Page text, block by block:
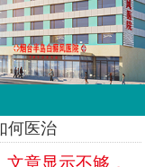
何医治